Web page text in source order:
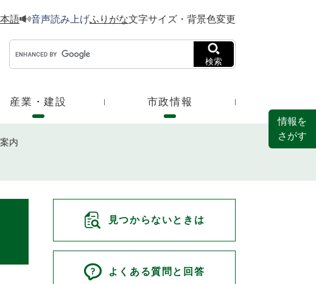
語 音声読み上げふりがな文字サイズ・背景色変更
検索
産業・建設 市政情報
内
見つからないときは
よくある質問と回答
情報を
さがす